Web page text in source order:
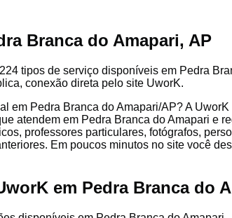
Branca do Amapari, AP
tipos de serviço disponíveis em Pedra
conexão direta pelo site UworK.
em Pedra Branca do Amapari/AP? A
atendem em Pedra Branca do Amapari e
professores particulares, fotógrafos,
Em poucos minutos no site você
em Pedra Branca do